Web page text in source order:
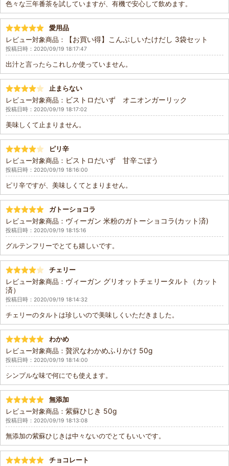
色々な三年番茶を試していますが、有機で安心して飲めます。
愛用品
レビュー対象商品：
【お買い得】こんぶしいたけだし 3袋セット
投稿日時：2020/09/19 18:17:47
出汁と言ったらこれしか使っていません。
止まらない
レビュー対象商品： ビストロだいず オニオンガーリック
投稿日時：2020/09/19 18:17:02
美味しくて止まりません。
ピリ辛
レビュー対象商品： ビストロだいず 甘辛ごぼう
投稿日時：2020/09/19 18:16:00
ピリ辛ですが、美味しくてとまりません。
ガトーショコラ
レビュー対象商品： ヴィーガン 米粉のガトーショコラ(カット済)
投稿日時：2020/09/19 18:15:16
グルテンフリーでとても嬉しいです。
チェリー
レビュー対象商品： ヴィーガン グリオットチェリータルト（カット
済）
投稿日時：2020/09/19 18:14:32
チェリーのタルトは珍しいので美味しくいただきました。
わかめ
レビュー対象商品： 贅沢なわかめふりかけ 50g
投稿日時：2020/09/19 18:14:00
シンプルな味で何にでも使えます。
無添加
レビュー対象商品： 紫蘇ひじき 50g
投稿日時：2020/09/19 18:13:08
無添加の紫蘇ひじきは中々ないのでとてもいいです。
チョコレート